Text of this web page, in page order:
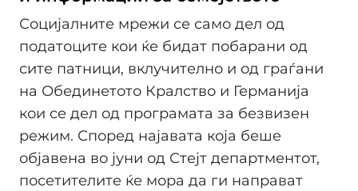
Социјалните мрежи се само дел од
податоците кои ќе бидат побарани од
сите патници, вклучително и од граѓани
на Обединетото Кралство и Германија
кои се дел од програмата за безвизен
режим. Според најавата која беше
објавена во јуни од Стејт департментот,
посетителите ќе мора да ги направат